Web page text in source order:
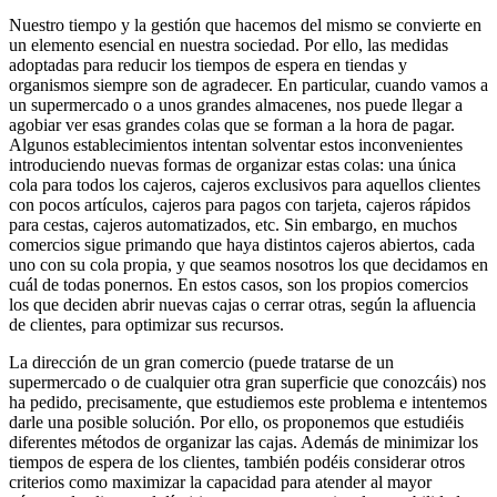
Nuestro tiempo y la gestión que hacemos del mismo se convierte en
un elemento esencial en nuestra sociedad. Por ello, las medidas
adoptadas para reducir los tiempos de espera en tiendas y
organismos siempre son de agradecer. En particular, cuando vamos a
un supermercado o a unos grandes almacenes, nos puede llegar a
agobiar ver esas grandes colas que se forman a la hora de pagar.
Algunos establecimientos intentan solventar estos inconvenientes
introduciendo nuevas formas de organizar estas colas: una única
cola para todos los cajeros, cajeros exclusivos para aquellos clientes
con pocos artículos, cajeros para pagos con tarjeta, cajeros rápidos
para cestas, cajeros automatizados, etc. Sin embargo, en muchos
comercios sigue primando que haya distintos cajeros abiertos, cada
uno con su cola propia, y que seamos nosotros los que decidamos en
cuál de todas ponernos. En estos casos, son los propios comercios
los que deciden abrir nuevas cajas o cerrar otras, según la afluencia
de clientes, para optimizar sus recursos.
La dirección de un gran comercio (puede tratarse de un
supermercado o de cualquier otra gran superficie que conozcáis) nos
ha pedido, precisamente, que estudiemos este problema e intentemos
darle una posible solución. Por ello, os proponemos que estudiéis
diferentes métodos de organizar las cajas. Además de minimizar los
tiempos de espera de los clientes, también podéis considerar otros
criterios como maximizar la capacidad para atender al mayor